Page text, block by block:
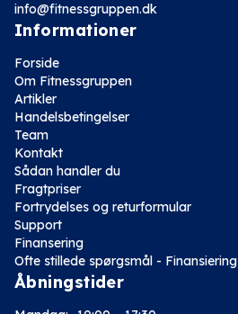
info@fitnessgruppen.dk
Informationer
Forside
Om Fitnessgruppen
Artikler
Handelsbetingelser
Team
Kontakt
Sådan handler du
Fragtpriser
Fortrydelses og returformular
Support
Finansering
Ofte stillede spørgsmål - Finansiering
Åbningstider